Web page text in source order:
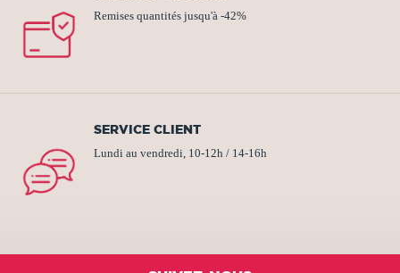
Remises quantités jusqu'à -42%
SERVICE CLIENT
Lundi au vendredi, 10-12h / 14-16h